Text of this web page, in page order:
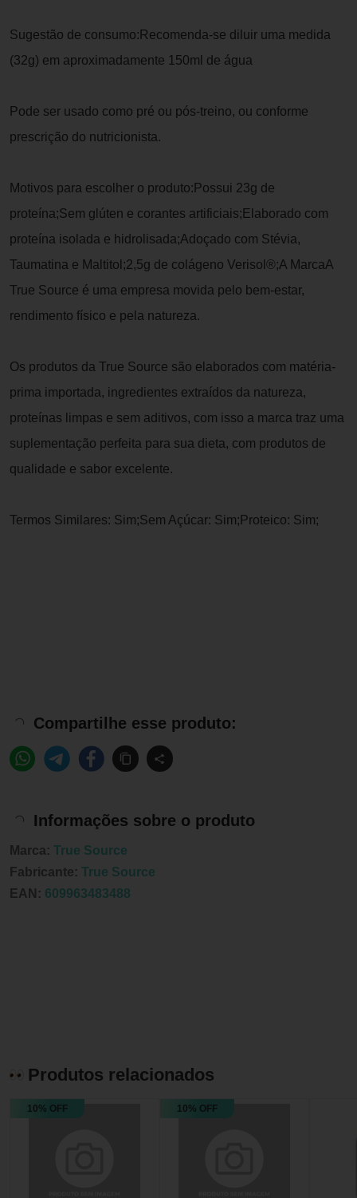
Sugestão de consumo:Recomenda-se diluir uma medida
(32g) em aproximadamente 150ml de água
Pode ser usado como pré ou pós-treino, ou conforme
prescrição do nutricionista.
Motivos para escolher o produto:Possui 23g de
proteína;Sem glúten e corantes artificiais;Elaborado com
proteína isolada e hidrolisada;Adoçado com Stévia,
Taumatina e Maltitol;2,5g de colágeno Verisol®;A MarcaA
True Source é uma empresa movida pelo bem-estar,
rendimento físico e pela natureza.
Os produtos da True Source são elaborados com matéria-
prima importada, ingredientes extraídos da natureza,
proteínas limpas e sem aditivos, com isso a marca traz uma
suplementação perfeita para sua dieta, com produtos de
qualidade e sabor excelente.
Termos Similares: Sim;Sem Açúcar: Sim;Proteico: Sim;
Compartilhe esse produto:
Informações sobre o produto
Marca: True Source
Fabricante: True Source
EAN: 609963483488
Produtos relacionados
10% OFF 10% OFF